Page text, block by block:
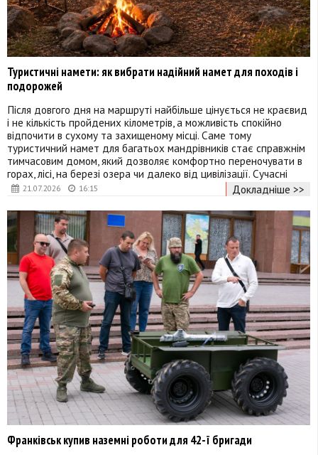
21.07.2026 16:15
Туристичні намети: як вибрати надійний намет для походів і
подорожей
Після довгого дня на маршруті найбільше цінується не краєвид
і не кількість пройдених кілометрів, а можливість спокійно
відпочити в сухому та захищеному місці. Саме тому
туристичний намет для багатьох мандрівників стає справжнім
тимчасовим домом, який дозволяє комфортно переночувати в
горах, лісі, на березі озера чи далеко від цивілізації. Сучасні
Докладніше >>
Франківськ купив наземні роботи для 42-ї бригади